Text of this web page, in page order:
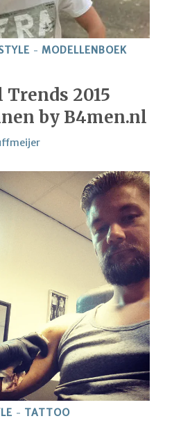
MODELLENBOEK
Trends 2015
by B4men.nl
TATTOO